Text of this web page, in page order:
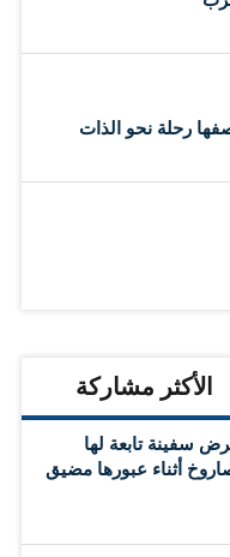
رحلة نحو الذات
الأكثر مشاركة
سفينة تابعة لها
أثناء عبورها مضيق